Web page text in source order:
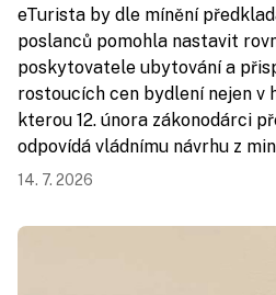
eTurista by dle mínění
poslanců pomohla nastavit
poskytovatele ubytování a
rostoucích cen bydlení nejen v
kterou 12. února zákonodárci
odpovídá vládnímu návrhu z
14. 7. 2026